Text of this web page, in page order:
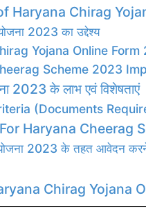
Haryana Chirag
योजना 2023 का उद्देश्य
Yojana Online
Scheme 2023
2023 के लाभ एवं विशेषताएं
(Documents
Haryana Cheerag
योजना 2023 के तहत आवेदन
Chirag Yojana